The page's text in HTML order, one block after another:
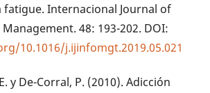
fatigue. Internacional Journal of
48: 193-202. DOI:
10.1016/j.ijinfomgt.2019.05.021
y De-Corral, P. (2010). Adicción